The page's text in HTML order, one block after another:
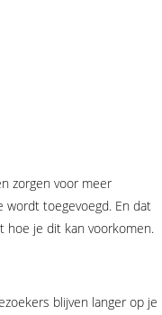
zorgen voor meer
wordt toegevoegd. En dat
hoe je dit kan voorkomen.
blijven langer op je